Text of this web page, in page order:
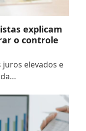
explicam
o controle
elevados e